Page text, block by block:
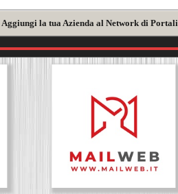
Aggiungi la tua Azienda al Network di Portali